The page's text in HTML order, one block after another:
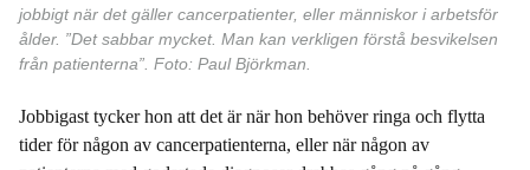
jobbigt när det gäller cancerpatienter, eller människor i arbetsför
ålder. ”Det sabbar mycket. Man kan verkligen förstå besvikelsen
från patienterna”. Foto: Paul Björkman.
Jobbigast tycker hon att det är när hon behöver ringa och flytta
tider för någon av cancerpatienterna, eller när någon av